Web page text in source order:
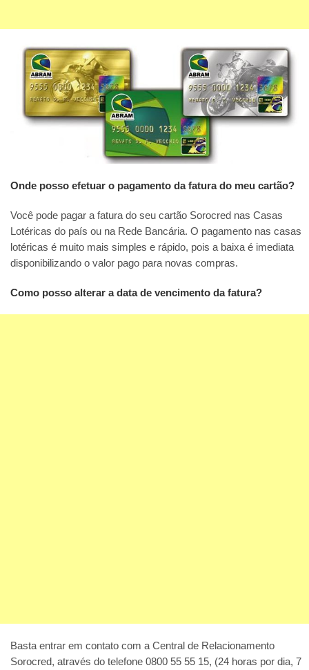
Onde posso efetuar o pagamento da fatura do meu cartão?
Você pode pagar a fatura do seu cartão Sorocred nas Casas
Lotéricas do país ou na Rede Bancária. O pagamento nas casas
lotéricas é muito mais simples e rápido, pois a baixa é imediata
disponibilizando o valor pago para novas compras.
Como posso alterar a data de vencimento da fatura?
Basta entrar em contato com a Central de Relacionamento
Sorocred, através do telefone 0800 55 55 15, (24 horas por dia, 7